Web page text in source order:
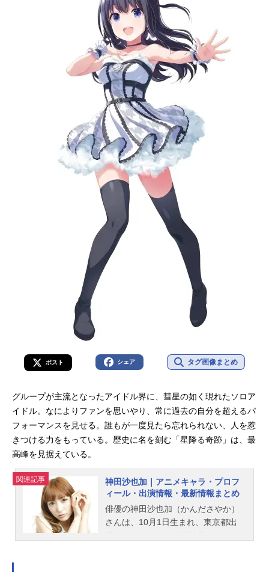
ポスト シェア タグ画像まとめ
グループが主流となったアイドル界に、彗星の如く現れたソロア
イドル。なによりファンを思いやり、常に過去の自分を超えるパ
フォーマンスを見せる。誰もが一度見たら忘れられない、人を惹
きつける力をもっている。歴史に名を刻む「星降る奇跡」は、最
高峰を見据えている。
関連記事
神田沙也加｜アニメキャラ・プロフ
ィール・出演情報・最新情報まとめ
俳優の神田沙也加（かんださやか）
さんは、10月1日生まれ、東京都出